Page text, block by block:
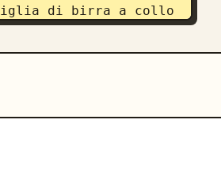
di birra a collo
bordo destro, che
bottiglie","sgabelli